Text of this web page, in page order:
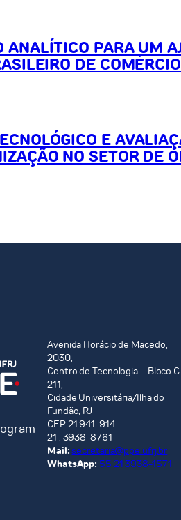
ANALÍTICO PARA UM
DE
E
NO SETOR DE
Avenida Horácio de Macedo,
2030,
Centro de Tecnologia – Bloco
211,
Cidade Universitária/Ilha do
Fundão, RJ
CEP 21.941-914
21 . 3938-8761
Mail:secretaria@ppe.ufrj.br
WhatsApp: 55 21 3938-1571